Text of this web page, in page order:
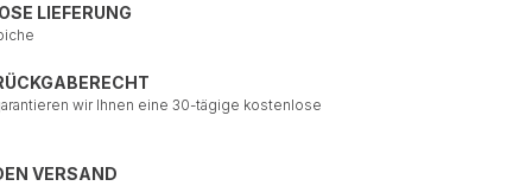
LIEFERUNG
wir Ihnen eine 30-tägige kostenlose
VERSAND